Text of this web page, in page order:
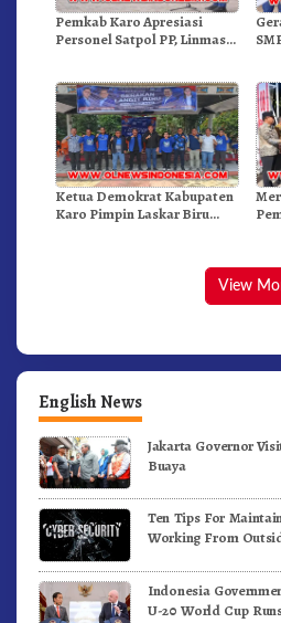
Pemkab Karo Apresiasi
Personel Satpol PP, Linmas,
Ketua Demokrat Kabupaten
Karo Pimpin Laskar Biru
View
English News
Jakarta Governor
Buaya
Ten Tips For
Working From
Indonesia
U-20 World Cup